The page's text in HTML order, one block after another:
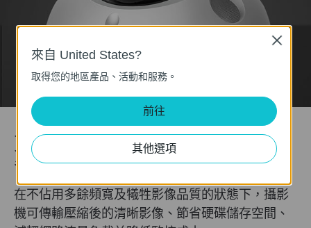
更強大的壓縮效率、相同的品質節
省更多空間
在不佔用多餘頻寬及犧牲影像品質的狀態下，攝影
機可傳輸壓縮後的清晰影像、節省硬碟儲存空間、
來自 United States?
取得您的地區產品、活動和服務。
前往
其他選項
Close